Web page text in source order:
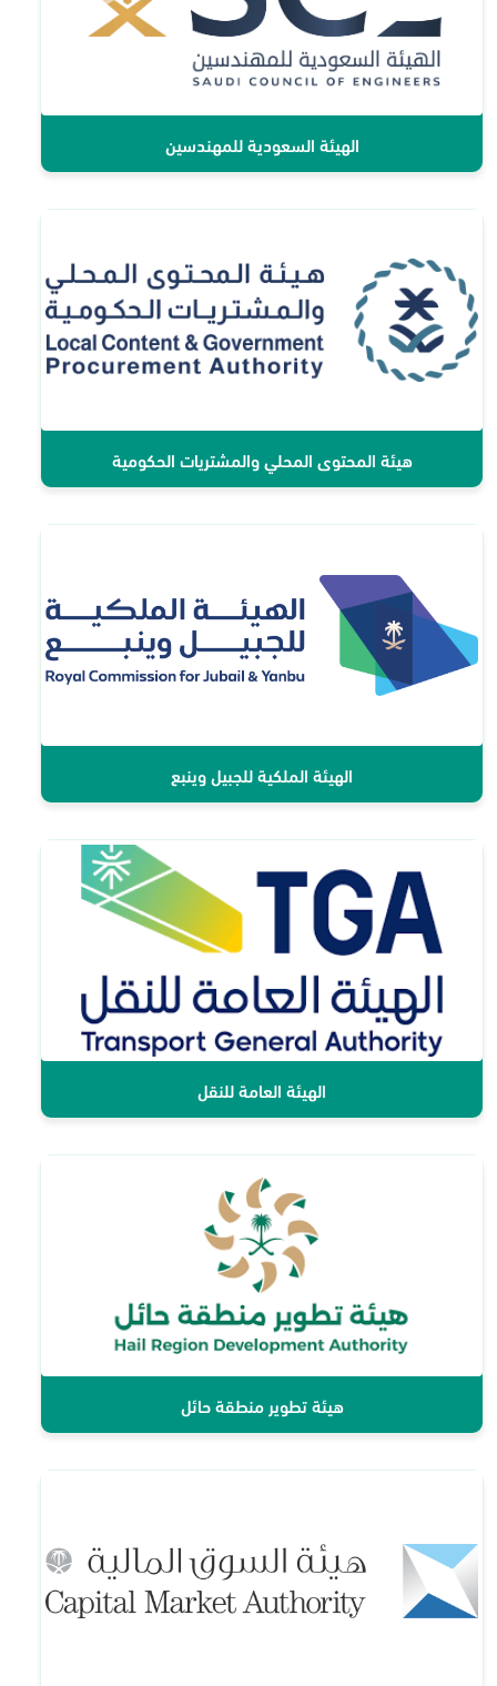
الهيئة السعودية للمهندسين
هيئة المحتوى المحلي والمشتريات الحكومية
الهيئة الملكية للجبيل وينبع
الهيئة العامة للنقل
هيئة تطوير منطقة حائل